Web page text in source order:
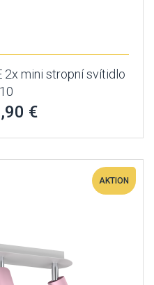
2x mini stropní svítidlo
€
AKTION